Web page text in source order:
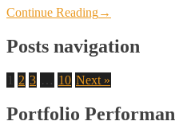
Continue Reading→
Posts navigation
1 2 3 … 10 Next »
Portfolio